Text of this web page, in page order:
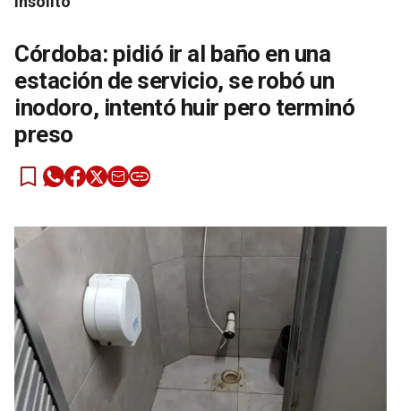
Córdoba: pidió ir al baño en una
estación de servicio, se robó un
inodoro, intentó huir pero terminó
preso